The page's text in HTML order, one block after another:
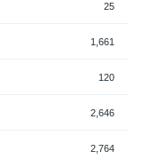
25
1,661
120
2,646
2,764